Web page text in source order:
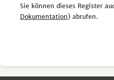
Sie können dieses Register
Dokumentation) abrufen.